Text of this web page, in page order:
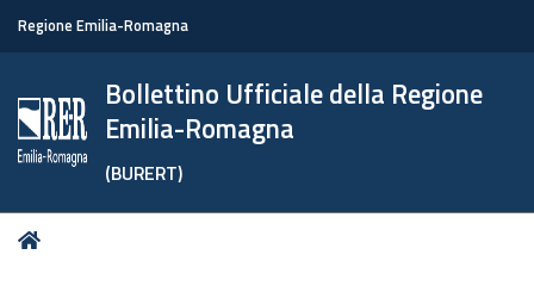
Regione Emilia-Romagna
Bollettino Ufficiale della Regione
Emilia-Romagna
(BURERT)
Tu